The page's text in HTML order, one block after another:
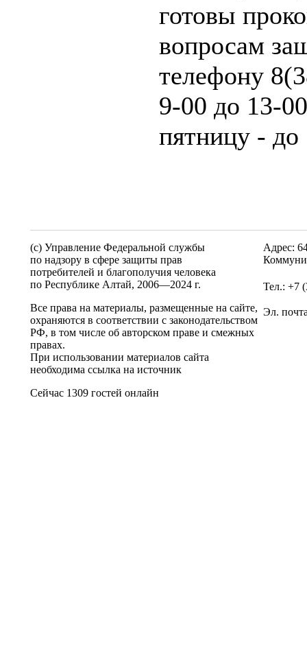
готовы
вопросам
телефону
9-00 до 13-
пятницу - до
(c) Управление Федеральной службы
по надзору в сфере защиты прав
потребителей и благополучия человека
по Республике Алтай, 2006—2024 г.
Все права на материалы, размещенные на сайте,
охраняются в соответствии с законодательством
РФ, в том числе об авторском праве и смежных
правах.
При использовании материалов сайта
необходима ссылка на источник
Сейчас 1309 гостей онлайн
Адрес:
Тел.: +7
Эл.